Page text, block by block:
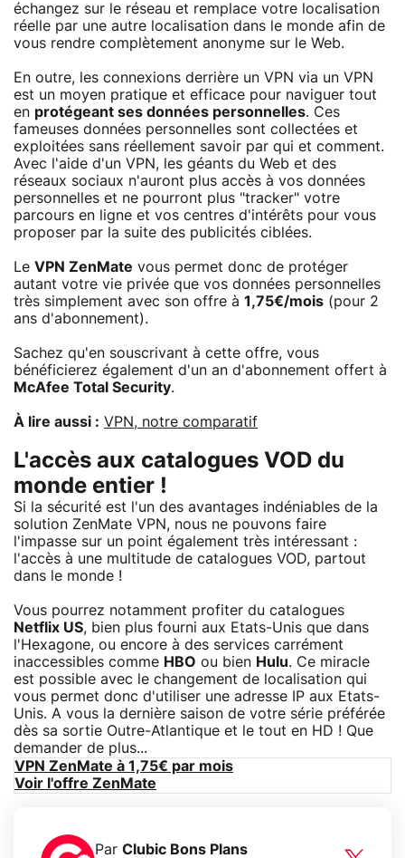
échangez sur le réseau et remplace votre localisation
réelle par une autre localisation dans le monde afin de
vous rendre complètement anonyme sur le Web.
En outre, les connexions derrière un VPN via un VPN
est un moyen pratique et efficace pour naviguer tout
en protégeant ses données personnelles. Ces
fameuses données personnelles sont collectées et
exploitées sans réellement savoir par qui et comment.
Avec l'aide d'un VPN, les géants du Web et des
réseaux sociaux n'auront plus accès à vos données
personnelles et ne pourront plus "tracker" votre
parcours en ligne et vos centres d'intérêts pour vous
proposer par la suite des publicités ciblées.
Le VPN ZenMate vous permet donc de protéger
autant votre vie privée que vos données personnelles
très simplement avec son offre à 1,75€/mois (pour 2
ans d'abonnement).
Sachez qu'en souscrivant à cette offre, vous
bénéficierez également d'un an d'abonnement offert à
McAfee Total Security.
À lire aussi : VPN, notre comparatif
L'accès aux catalogues VOD du
monde entier !
Si la sécurité est l'un des avantages indéniables de la
solution ZenMate VPN, nous ne pouvons faire
l'impasse sur un point également très intéressant :
l'accès à une multitude de catalogues VOD, partout
dans le monde !
Vous pourrez notamment profiter du catalogues
Netflix US, bien plus fourni aux Etats-Unis que dans
l'Hexagone, ou encore à des services carrément
inaccessibles comme HBO ou bien Hulu. Ce miracle
est possible avec le changement de localisation qui
vous permet donc d'utiliser une adresse IP aux Etats-
Unis. A vous la dernière saison de votre série préférée
dès sa sortie Outre-Atlantique et le tout en HD ! Que
demander de plus...
VPN ZenMate à 1,75€ par mois
Voir l'offre ZenMate
Par Clubic Bons Plans